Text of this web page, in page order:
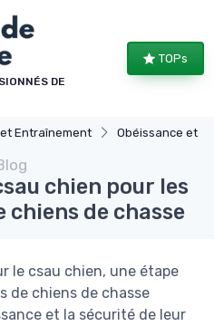
DE
TOPs
Entraînement Obéissance et
chien pour les
de chasse
le csau chien, une étape
de chiens de chasse
et la sécurité de leur